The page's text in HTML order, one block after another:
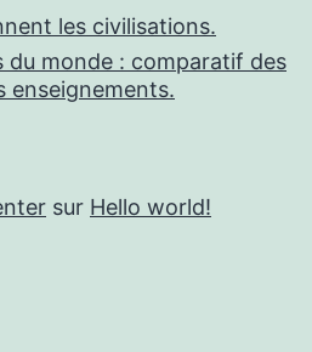
les civilisations.
du monde : comparatif des
enseignements.
sur Hello world!